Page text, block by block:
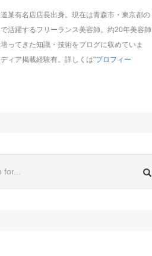
某有名店店長出身。現在は青森市・東京都の
で活躍するフリーランス美容師。約20年美容師
ってきた知識・技術をブログに収めていま
ィア掲載経験有。詳しくは"プロフィー